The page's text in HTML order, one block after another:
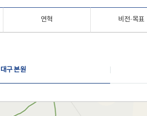
연혁 비전·목표
대구 본원